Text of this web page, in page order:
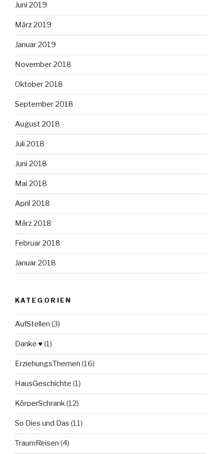
Juni 2019
März 2019
Januar 2019
November 2018
Oktober 2018
September 2018
August 2018
Juli 2018
Juni 2018
Mai 2018
April 2018
März 2018
Februar 2018
Januar 2018
KATEGORIEN
AufStellen (3)
Danke ♥(1)
ErziehungsThemen (16)
HausGeschichte (1)
KörperSchrank(12)
So Dies und Das (11)
TraumReisen (4)